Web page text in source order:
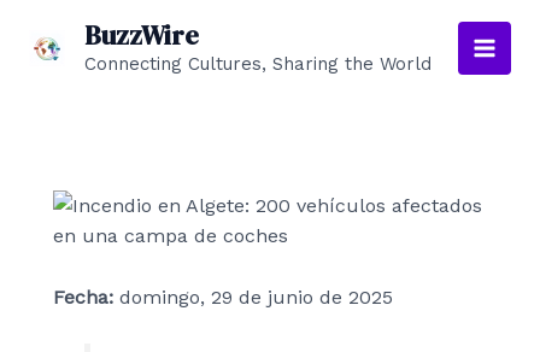
contenido
BuzzWire
Connecting Cultures, Sharing the World
Main
Fecha: domingo, 29 de junio de 2025